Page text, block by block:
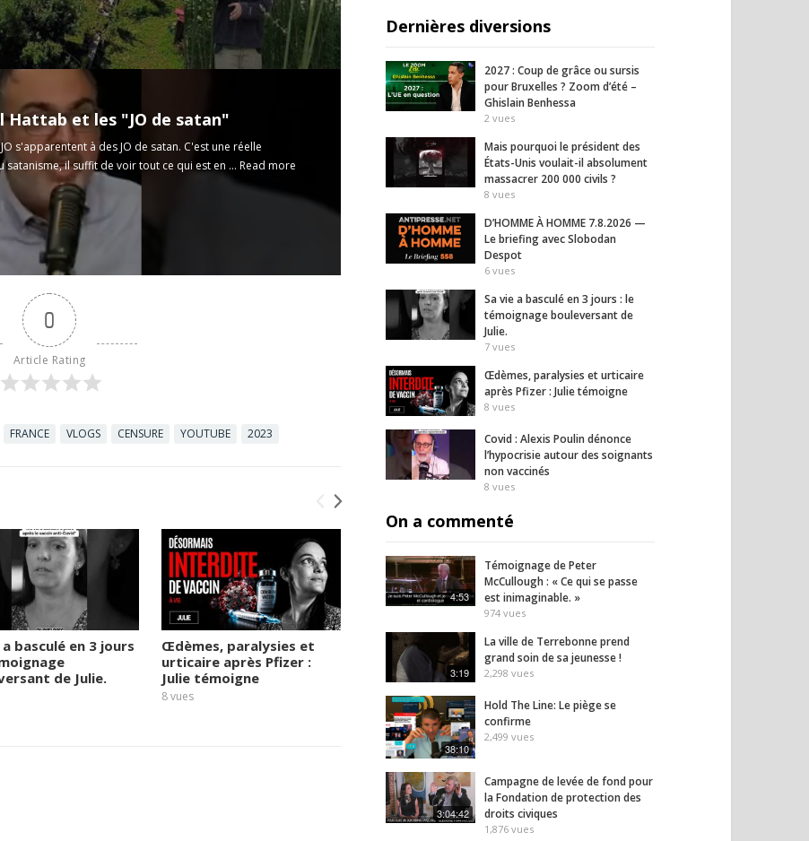
Hattab et les "JO de satan"
JO s'apparentent à des JO de satan. C'est une réelle
il suffit de voir tout ce qui est en ... Read more
0
Article Rating
FRANCE VLOGS CENSURE YOUTUBE 2023
a basculé en 3 jours
de Julie.
Œdèmes, paralysies et
urticaire après Pfizer :
Julie témoigne
8vues
Covid : Alexis Poulin
dénonce l’hypocrisie
autour des soignants non
vaccinés
vues
Pressions des
laboratoires
8 vues
Dernières diversions
2027 : Coup de grâce ou sursis
pour Bruxelles ? Zoom d’été –
Ghislain Benhessa
2 vues
Mais pourquoi le président des
États-Unis voulait-il absolument
massacrer 200 000 civils ?
8 vues
D’HOMME À HOMME 7.8.2026 —
Le briefing avec Slobodan
Despot
6 vues
Sa vie a basculé en 3 jours : le
témoignage bouleversant de
Julie.
7 vues
Œdèmes, paralysies et urticaire
après Pfizer : Julie témoigne
8 vues
Covid : Alexis Poulin dénonce
l’hypocrisie autour des soignants
non vaccinés
8 vues
On a commenté
4:53
Témoignage de Peter
McCullough : « Ce qui se passe
est inimaginable. »
974 vues
3:19
La ville de Terrebonne prend
grand soin de sa jeunesse !
2,298 vues
38:10
Hold The Line: Le piège se
confirme
2,499 vues
3:04:42
Campagne de levée de fond pour
la Fondation de protection des
droits civiques
1,876 vues